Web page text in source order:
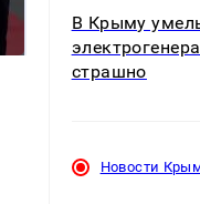
никто не ждал:
так?!
В Крыму
страшно
Новости